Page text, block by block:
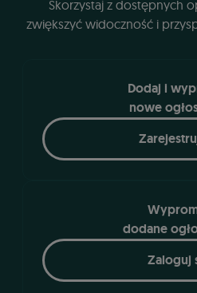
Skorzystaj z dostępnych
zwiększyć widoczność i
Dodaj i
nowe
dodane
Zaloguj